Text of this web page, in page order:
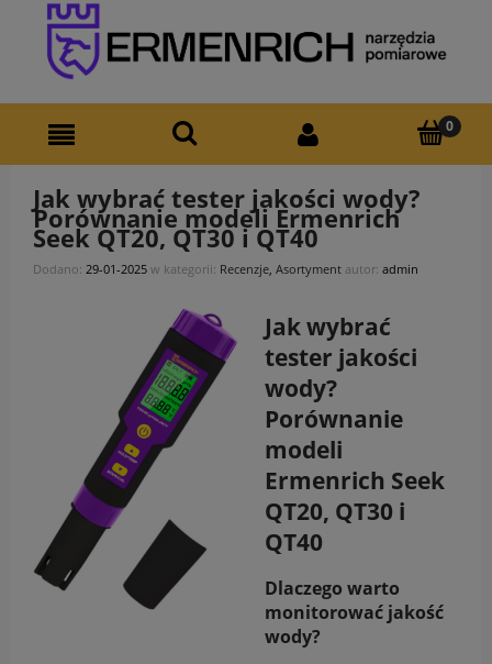
Jak wybrać tester jakości wody?
Porównanie modeli Ermenrich
Seek QT20, QT30 i QT40
Dodano: 29-01-2025 w kategorii: Recenzje Asortyment autor: admin
Jak wybrać
tester jakości
wody?
Porównanie
modeli
Ermenrich Seek
QT20, QT30 i
QT40
Dlaczego warto
monitorować jakość
wody?